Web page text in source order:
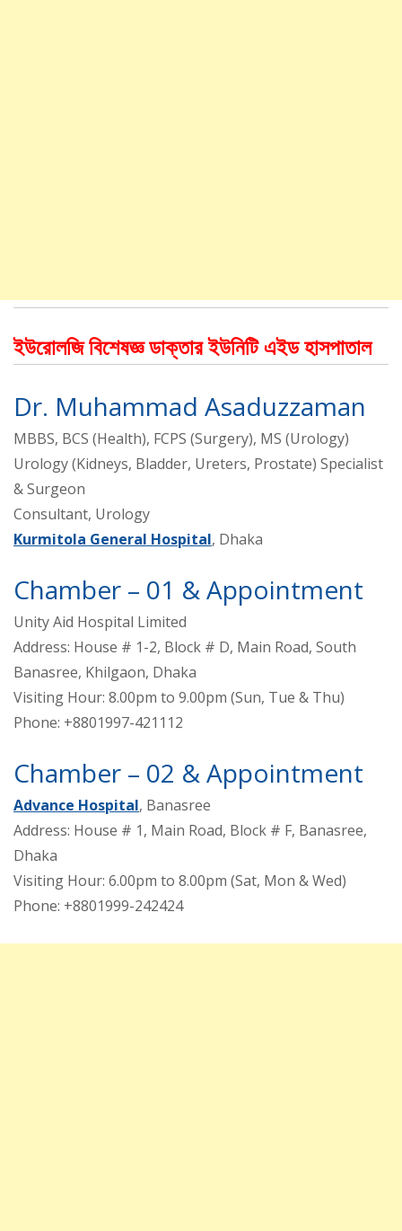
ইউরোলজি বিশেষজ্ঞ ডাক্তার ইউনিটি এইড হাসপাতাল
Dr. Muhammad Asaduzzaman
MBBS, BCS (Health), FCPS (Surgery), MS (Urology)
Urology (Kidneys, Bladder, Ureters, Prostate) Specialist
& Surgeon
Consultant, Urology
Kurmitola General Hospital, Dhaka
Chamber – 01 & Appointment
Unity Aid Hospital Limited
Address: House # 1-2, Block # D, Main Road, South
Banasree, Khilgaon, Dhaka
Visiting Hour: 8.00pm to 9.00pm (Sun, Tue & Thu)
Phone: +8801997-421112
Chamber – 02 & Appointment
Advance Hospital, Banasree
Address: House # 1, Main Road, Block # F, Banasree,
Dhaka
Visiting Hour: 6.00pm to 8.00pm (Sat, Mon & Wed)
Phone: +8801999-242424